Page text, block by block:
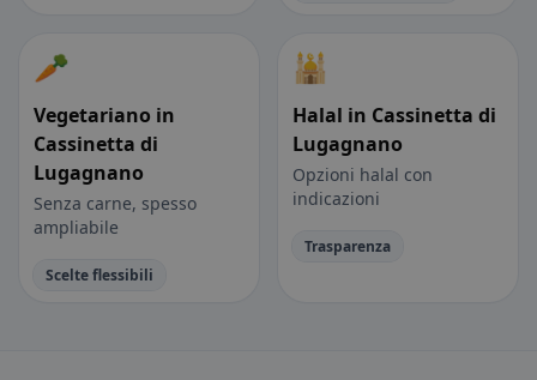
🥕
Vegetariano in
Cassinetta di
Lugagnano
Senza carne, spesso
ampliabile
Scelte flessibili
🕌
Halal in Cassinetta di
Lugagnano
Opzioni halal con
indicazioni
Trasparenza